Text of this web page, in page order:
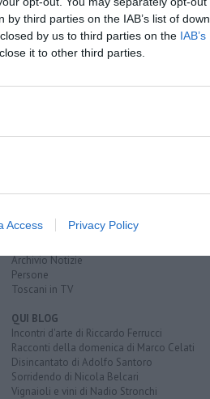
third parties on the IAB’s list of
by us to third parties on the
it to other third parties.
Access Privacy Policy
Le notizie di oggi
Più Letti della settimana
Archivio Notizie
Persone
Toscani in TV
QUI BLOG
Incontri d'arte di Riccardo Ferrucci
Racconti della domenica di Marco Celati
Disincantato di Adolfo Santoro
Sorridendo di Nicola Belcari
Vignaioli e vini di Nadio Stronchi